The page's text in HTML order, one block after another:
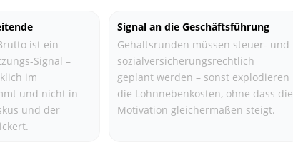
ist ein
Signal –
im
und nicht in
und der
Signal an die Geschäftsführung
Gehaltsrunden müssen steuer- und
sozialversicherungsrechtlich
geplant werden – sonst explodieren
die Lohnnebenkosten, ohne dass die
Motivation gleichermaßen steigt.